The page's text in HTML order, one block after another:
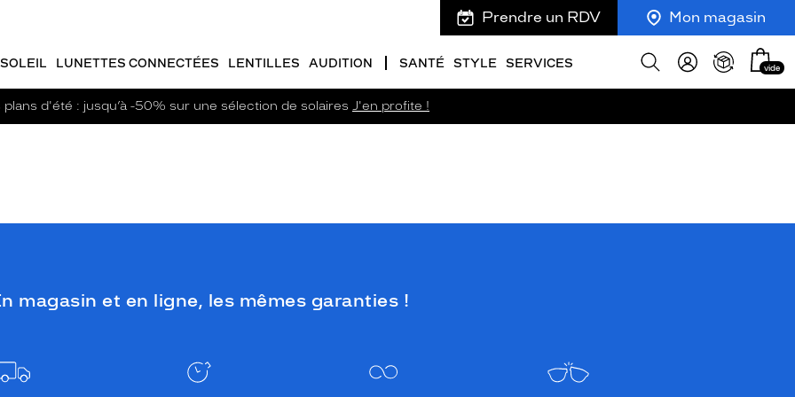
Prendre un RDV Mon magasin
LUNETTES CONNECTÉES LENTILLES AUDITION SANTÉ STYLE SERVICES
Afficher
Mon
panier
vide
plans d'été : jusqu’à -50% sur une sélection de solaires J'en profite !
magasin et en ligne, les mêmes garanties !